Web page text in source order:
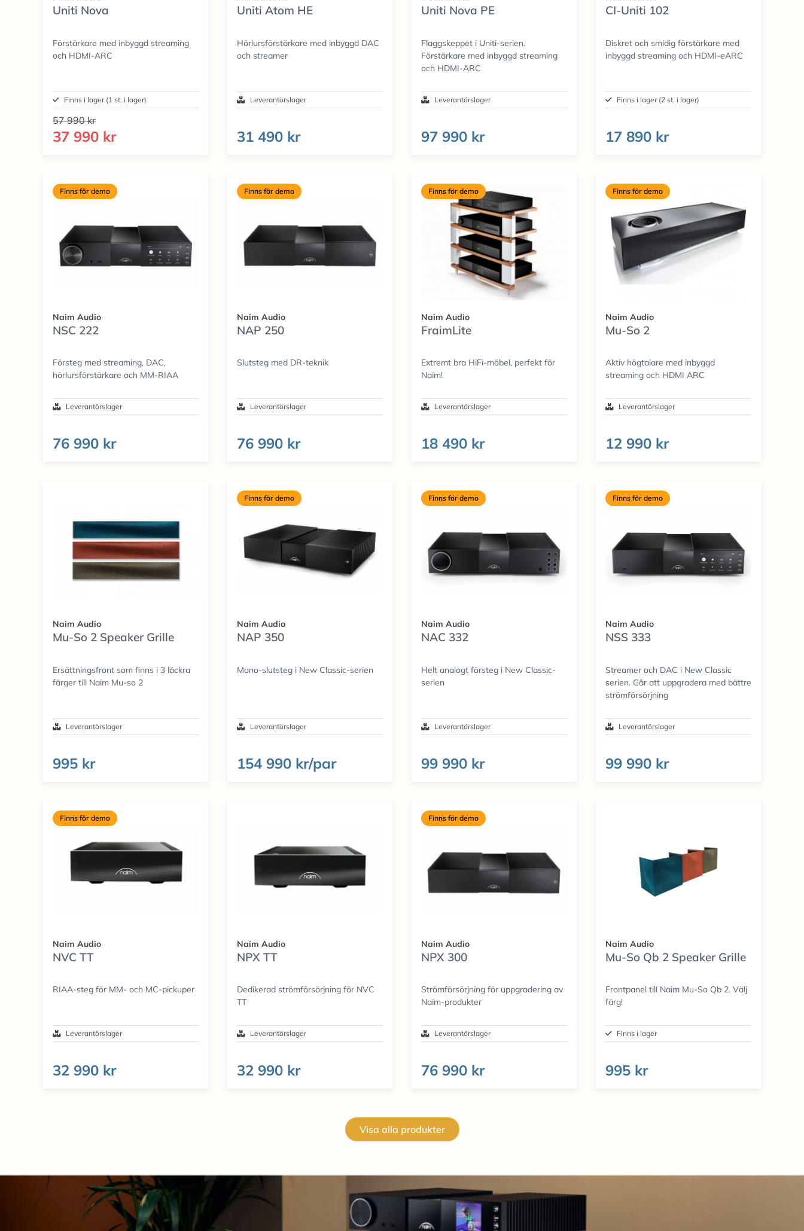
Uniti Nova
Förstärkare med inbyggd streaming
och HDMI-ARC
Finns i lager (1 st. i lager)
57 990 kr
37 990 kr
Uniti Atom HE
Hörlursförstärkare med inbyggd DAC
och streamer
Leverantörslager
31 490 kr
Uniti Nova PE
Flaggskeppet i Uniti-serien.
Förstärkare med inbyggd streaming
och HDMI-ARC
Leverantörslager
97 990 kr
CI-Uniti 102
Diskret och smidig förstärkare med
inbyggd streaming och HDMI-eARC
Finns i lager (2 st. i lager)
17 890 kr
Finns för demo
Naim Audio
NSC 222
Försteg med streaming, DAC,
hörlursförstärkare och MM-RIAA
Leverantörslager
76 990 kr
Finns för demo
Naim Audio
NAP 250
Slutsteg med DR-teknik
Leverantörslager
76 990 kr
Finns för demo
Naim Audio
FraimLite
Extremt bra HiFi-möbel, perfekt för
Naim!
Leverantörslager
18 490 kr
Finns för demo
Naim Audio
Mu-So 2
Aktiv högtalare med inbyggd
streaming och HDMI ARC
Leverantörslager
12 990 kr
Naim Audio
Mu-So 2 Speaker Grille
Ersättningsfront som finns i 3 läckra
färger till Naim Mu-so 2
Leverantörslager
995 kr
Finns för demo
Naim Audio
NAP 350
Mono-slutsteg i New Classic-serien
Leverantörslager
154 990 kr/par
Finns för demo
Naim Audio
NAC 332
Helt analogt försteg i New Classic-
serien
Leverantörslager
99 990 kr
Finns för demo
Naim Audio
NSS 333
Streamer och DAC i New Classic
serien. Går att uppgradera med bättre
strömförsörjning
Leverantörslager
99 990 kr
Finns för demo
Naim Audio
NVC TT
RIAA-steg för MM- och MC-pickuper
Leverantörslager
32 990 kr
Naim Audio
NPX TT
Dedikerad strömförsörjning för NVC
TT
Leverantörslager
32 990 kr
Finns för demo
Naim Audio
NPX 300
Strömförsörjning för uppgradering av
Naim-produkter
Leverantörslager
76 990 kr
Naim Audio
Mu-So Qb 2 Speaker Grille
Frontpanel till Naim Mu-So Qb 2. Välj
färg!
Finns i lager
995 kr
Visa alla produkter